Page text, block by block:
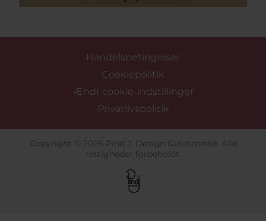
Handelsbetingelser
Cookiepolitik
Ændr cookie-indstillinger
Privatlivspolitik
Copyright © 2026 Pind J. Design Guldsmedie. Alle
rettigheder forbeholdt.